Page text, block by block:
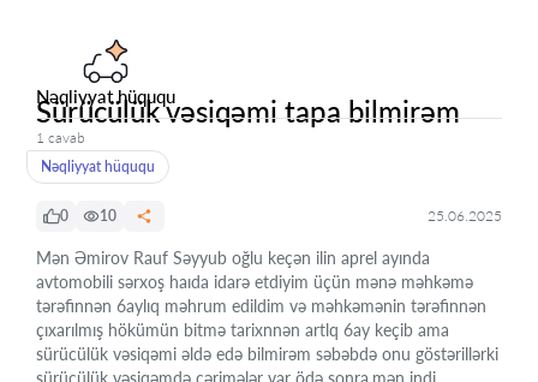
Nəqliyyat hüququ
Sürücülük vəsiqəmi tapa bilmirəm
1 cavab
Nəqliyyat hüququ
0 10 25.06.2025
Mən Əmirov Rauf Səyyub oğlu keçən ilin aprel ayında
avtomobili sərxoş haıda idarə etdiyim üçün mənə məhkəmə
tərəfinnən 6aylıq məhrum edildim və məhkəmənin tərəfinnən
çıxarılmış hökümün bitmə tarixnnən artlq 6ay keçib ama
sürücülük vəsiqəmi əldə edə bilmirəm səbəbdə onu göstərillərki
sürücülük vəsiqəmdə cərimələr var ödə sonra.mən indi